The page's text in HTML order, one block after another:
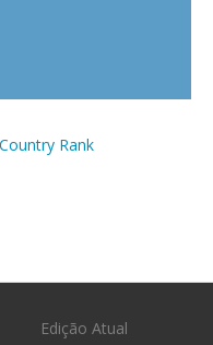
Edição Atual